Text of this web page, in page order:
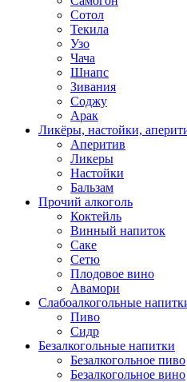
Сотол
Текила
Узо
Чача
Шнапс
Зивания
Соджу
Арак
Ликёры, настойки,
Аперитив
Ликеры
Настойки
Бальзам
Прочий алкоголь
Коктейль
Винный напиток
Саке
Сетю
Плодовое вино
Авамори
Слабоалкогольные
Пиво
Сидр
Безалкогольные напитки
Безалкогольное пиво
Безалкогольное вино